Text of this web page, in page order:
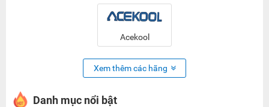
Acekool
Xem thêm các hãng
Danh mục nổi bật